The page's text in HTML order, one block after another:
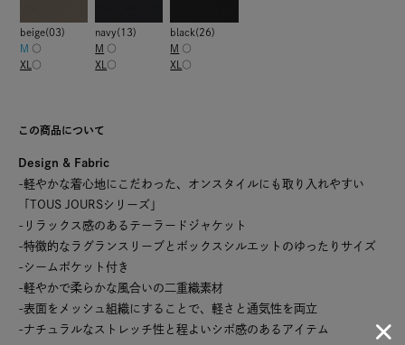
beige(03)
M ○
XL ○
navy(13)
M ○
XL ○
black(26)
M ○
XL ○
この商品について
Design & Fabric
-軽やかな着心地にこだわった、オンスタイルにも取り入れやすい
「TOUS JOURSシリーズ」
-リラックス感のあるテーラードジャケット
-特徴的なラグランスリーブとボックスシルエットのゆったりサイズ
-シームポケット付き
-軽やかで柔らかな風合いの二重織素材
-表面をメッシュ組織にすることで、軽さと通気性を両立
-ナチュラルなストレッチ性と程よいシボ感のあるアイテム